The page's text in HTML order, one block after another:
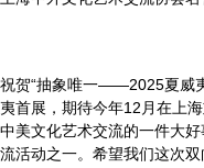
祝贺“抽象唯一——2025夏威
夷首展，期待今年12月在上
中美文化艺术交流的一件大
流活动之一。希望我们这次